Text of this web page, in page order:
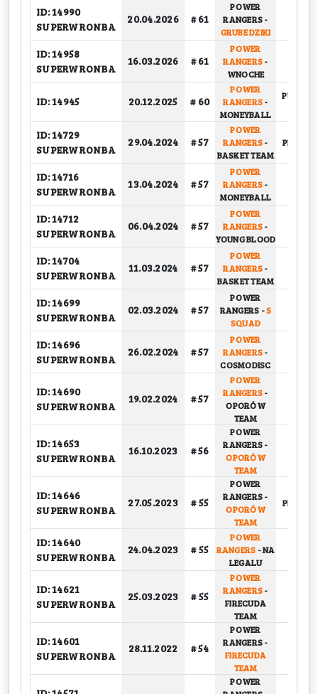
ID: 14990
SUPERWRONBA
20.04.2026 # 61
POWER
RANGERS-
GRUBE DZIKI
ID: 14958
SUPERWRONBA
16.03.2026 # 61
POWER
RANGERS-
WNOCHE
ID: 14945 20.12.2025 # 60
POWER
RANGERS-
MONEYBALL
ID: 14729
SUPERWRONBA
29.04.2024 # 57
POWER
RANGERS-
BASKET TEAM
PLAY-
ID: 14716
SUPERWRONBA
13.04.2024 # 57
POWER
RANGERS-
MONEYBALL
ID: 14712
SUPERWRONBA
06.04.2024 # 57
POWER
RANGERS-
YOUNG BLOOD
ID: 14704
SUPERWRONBA
11.03.2024 # 57
POWER
RANGERS-
BASKET TEAM
ID: 14699
SUPERWRONBA
02.03.2024 # 57
POWER
RANGERS -S
SQUAD
ID: 14696
SUPERWRONBA
26.02.2024 # 57
POWER
RANGERS-
COSMODISC
ID: 14690
SUPERWRONBA
19.02.2024 # 57
POWER
RANGERS-
OPORÓW
TEAM
ID: 14653
SUPERWRONBA
16.10.2023 # 56
POWER
RANGERS-
OPORÓW
TEAM
ID: 14646
SUPERWRONBA
27.05.2023 # 55
POWER
RANGERS-
OPORÓW
TEAM
PLAY-
ID: 14640
SUPERWRONBA
24.04.2023 # 55
POWER
RANGERS -NA
LEGALU
ID: 14621
SUPERWRONBA
25.03.2023 # 55
POWER
RANGERS-
FIRECUDA
TEAM
ID: 14601
SUPERWRONBA
28.11.2022 # 54
POWER
RANGERS-
FIRECUDA
TEAM
POWER